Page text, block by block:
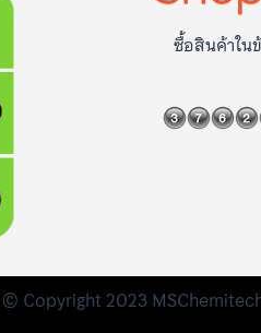
ซื้อสินค้าใน
© Copyright 2023